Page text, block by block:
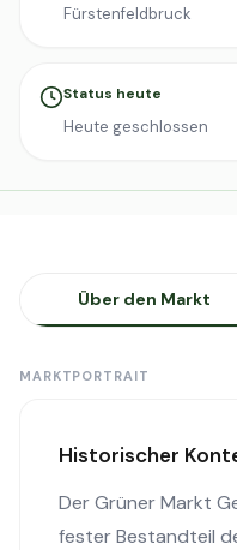
Fürstenfeldbruck
Status heute
Heute geschlossen
Über den Markt
MARKTPORTRAIT
Historischer
Der Grüner Markt
fester Bestandteil